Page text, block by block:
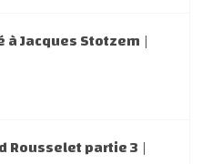
à Jacques Stotzem |
Rousselet partie 3 |